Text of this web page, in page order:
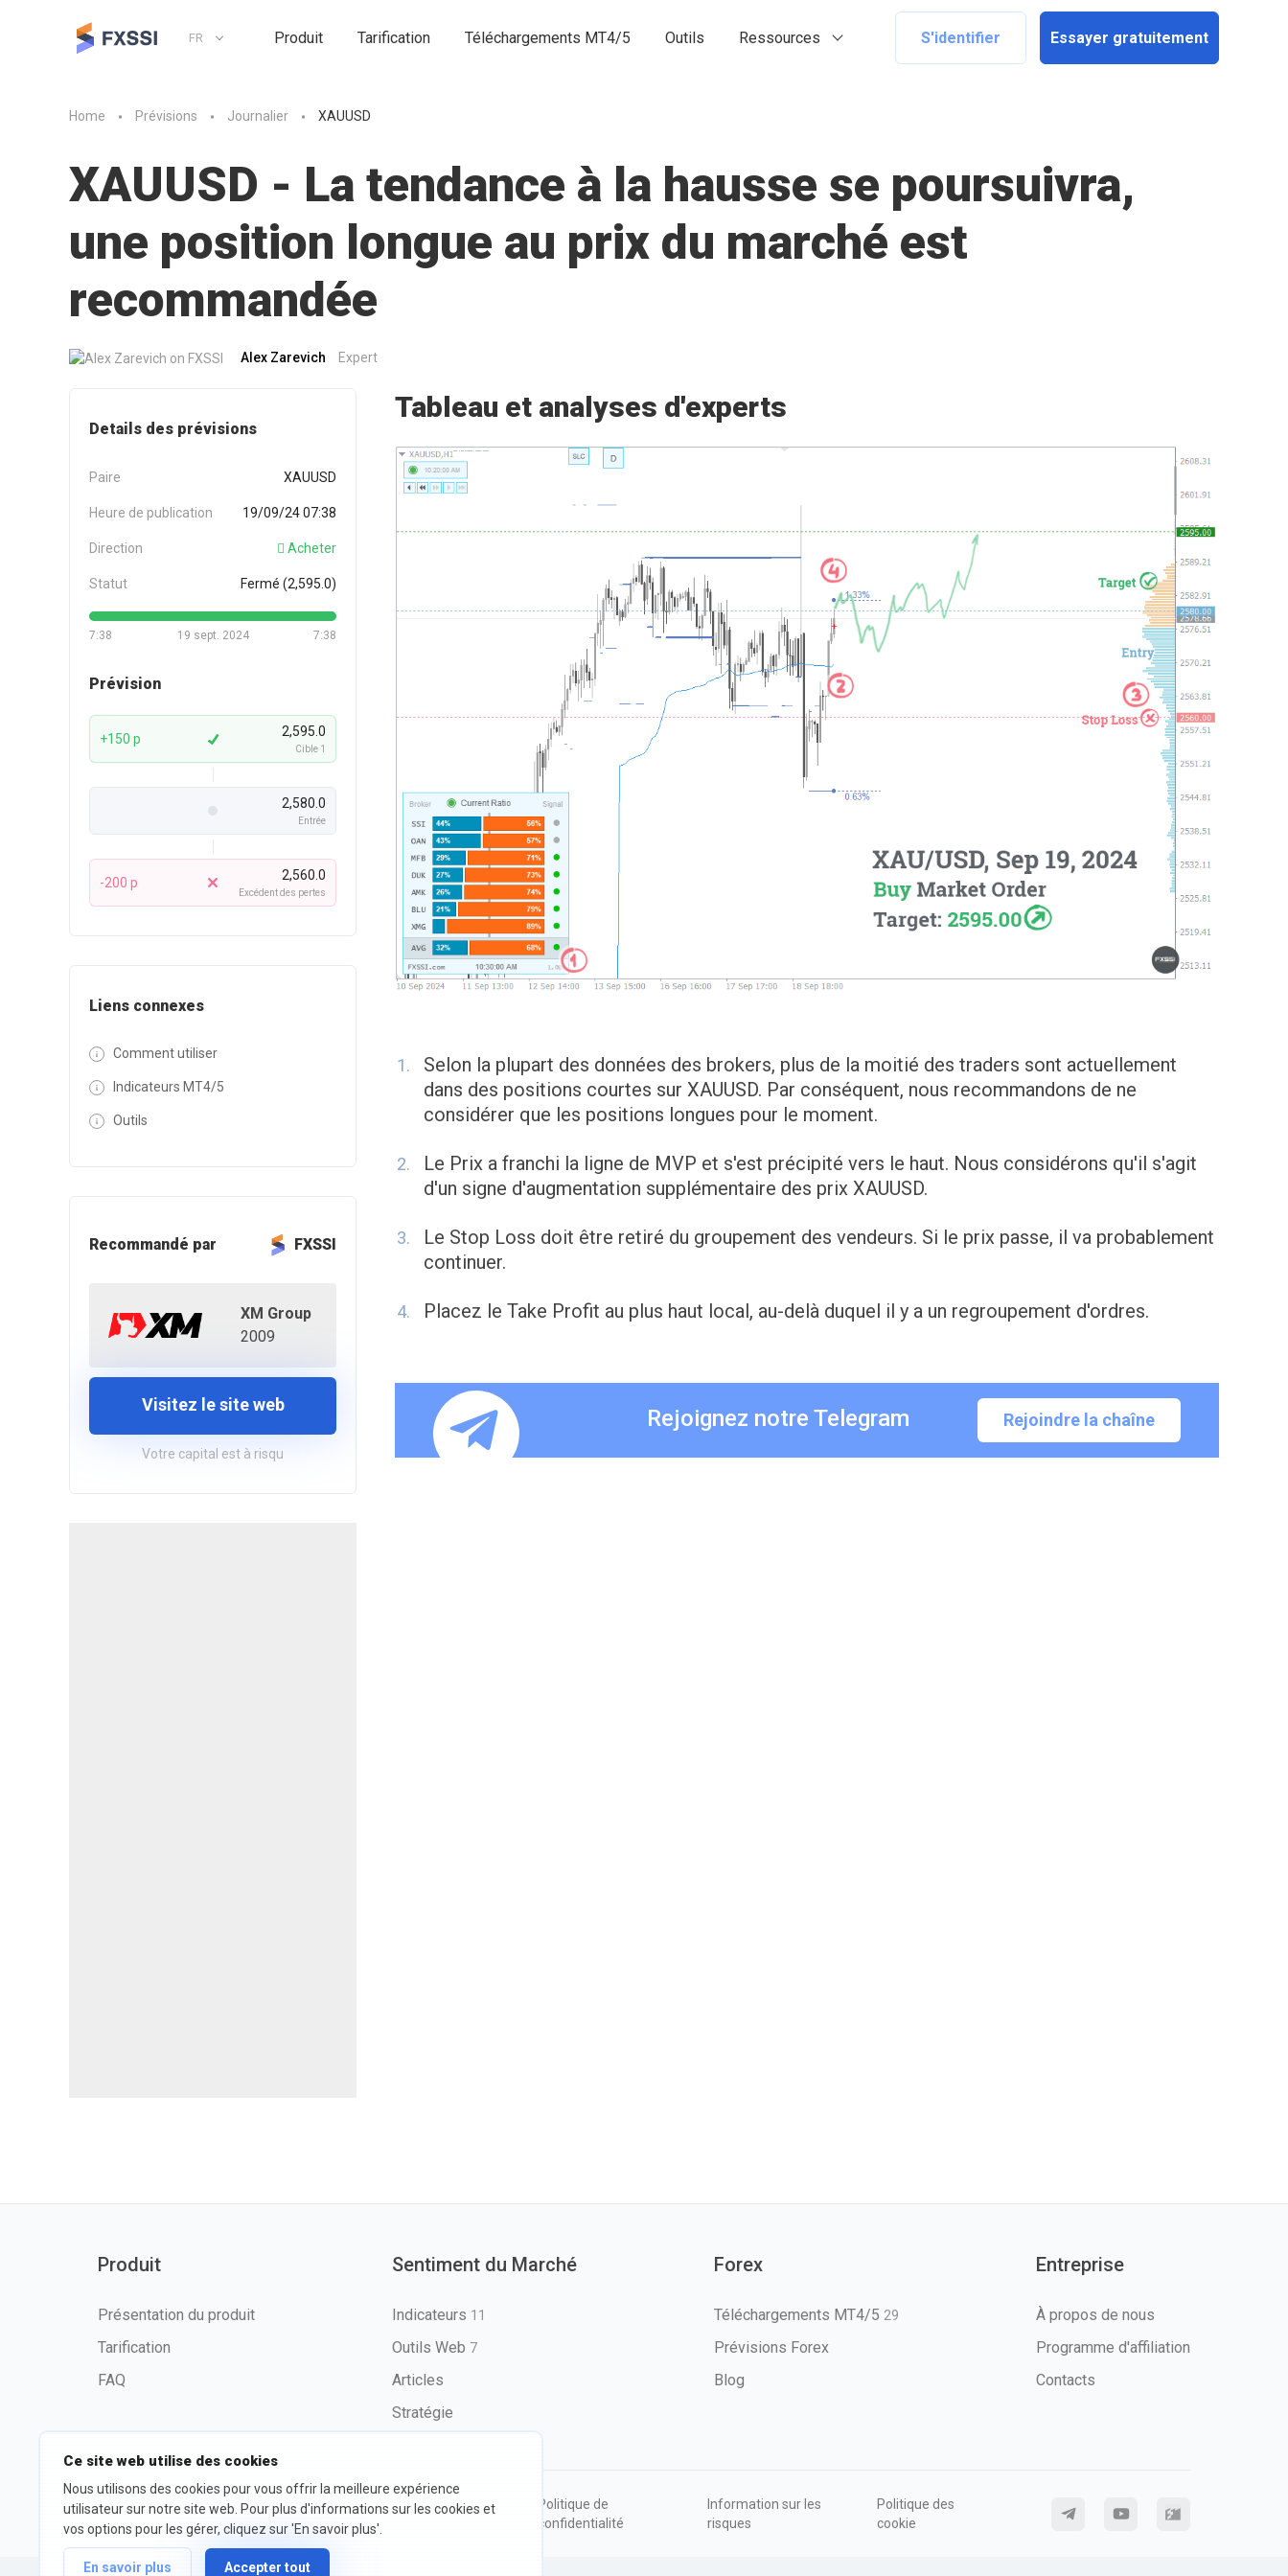
Ce site web utilise des cookies
Nous utilisons des cookies pour vous offrir la meilleure expérience
utilisateur sur notre site web. Pour plus d'informations sur les cookies et
vos options pour les gérer, cliquez sur 'En savoir plus'.
En savoir plus Accepter tout
FR Produit Tarification Téléchargements MT4/5 Outils Ressources S'identifier Essayer gratuitement
Home Prévisions Journalier XAUUSD
XAUUSD - La tendance à la hausse se poursuivra,
une position longue au prix du marché est
recommandée
Alex Zarevich Expert
Details des prévisions
Paire XAUUSD
Heure de publication 19/09/24 07:38
Direction Acheter
Statut Fermé (2,595.0)
7:38 7:38
19 sept. 2024
Prévision
+150 p 2,595.0
Cible 1
2,580.0
Entrée
-200 p 2,560.0
Excédent des pertes
Liens connexes
Comment utiliser
Indicateurs MT4/5
Outils
Recommandé par FXSSI
XM Group
2009
Visitez le site web
Votre capital est à risqu
Tableau et analyses d'experts
Selon la plupart des données des brokers, plus de la moitié des traders sont actuellement
dans des positions courtes sur XAUUSD. Par conséquent, nous recommandons de ne
considérer que les positions longues pour le moment.
Le Prix a franchi la ligne de MVP et s'est précipité vers le haut. Nous considérons qu'il s'agit
d'un signe d'augmentation supplémentaire des prix XAUUSD.
Le Stop Loss doit être retiré du groupement des vendeurs. Si le prix passe, il va probablement
continuer.
Placez le Take Profit au plus haut local, au-delà duquel il y a un regroupement d'ordres.
Rejoignez notre Telegram Rejoindre la chaîne
Produit
Présentation du produit
Tarification
FAQ
Sentiment du Marché
Indicateurs 11
Outils Web 7
Articles
Stratégie
Forex
Téléchargements MT4/5 29
Prévisions Forex
Blog
Entreprise
À propos de nous
Programme d'affiliation
Contacts
©2026 fxssi.com Tous droits
réservés
Conditions
Politique de
confidentialité
Information sur les
risques
Politique des
cookie